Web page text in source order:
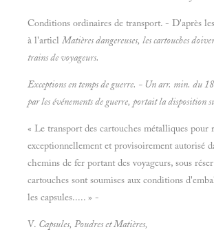
Conditions ordinaires de transport. - D'après
à l'articl Matières dangereuses, les cartouches
trains de voyageurs.
Exceptions en temps de guerre. - Un arr. min. du
par les événements de guerre, portait la disposition
« Le transport des cartouches métalliques pour
exceptionnellement et provisoirement autorisé
chemins de fer portant des voyageurs, sous
cartouches sont soumises aux conditions
les capsules..... » -
V. Capsules, Poudres etMatières,